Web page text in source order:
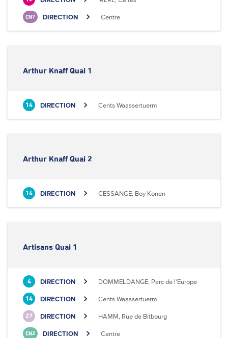
CN7 DIRECTION Centre
Arthur Knaff Quai 1
14 DIRECTION Cents Waassertuerm
Arthur Knaff Quai 2
14 DIRECTION CESSANGE, Boy Konen
Artisans Quai 1
4 DIRECTION DOMMELDANGE, Parc de l'Europe
14 DIRECTION Cents Waassertuerm
27 DIRECTION HAMM, Rue de Bitbourg
CN2 DIRECTION Centre